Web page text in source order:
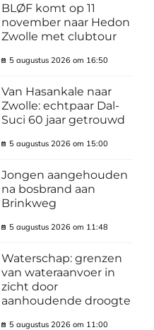
BLØF komt op 11
november naar Hedon
Zwolle met clubtour
5 augustus 2026 om 16:50
Van Hasankale naar
Zwolle: echtpaar Dal-
Suci 60 jaar getrouwd
5 augustus 2026 om 15:00
Jongen aangehouden
na bosbrand aan
Brinkweg
5 augustus 2026 om 11:48
Waterschap: grenzen
van wateraanvoer in
zicht door
aanhoudende droogte
5 augustus 2026 om 11:00